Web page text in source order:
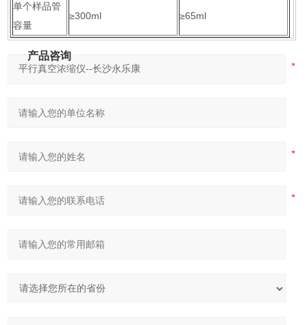
单个样品管
容量
≥300ml ≥65ml
产品咨询